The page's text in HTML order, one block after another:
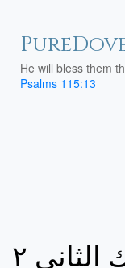
content
He will bless them
Psalms 115:13